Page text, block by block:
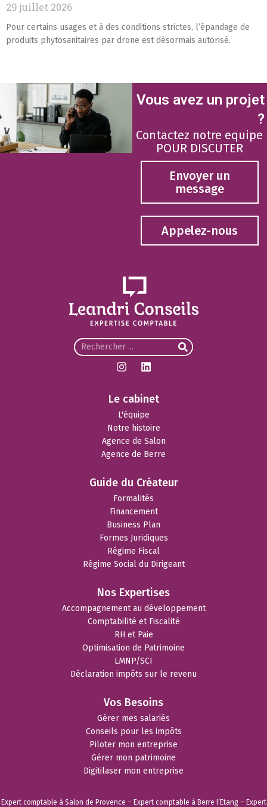
29 juillet 2026
Pour certains usages et à des conditions strictes, l’épandage de
produits phytosanitaires par drone est désormais autorisé.
Vous avez un projet
?
Contactez notre equipe
POUR DISCUTER
Envoyer un
message
Appelez-nous
Le cabinet
L'équipe
Notre histoire
Agence de Salon
Agence de Berre
Guide du Créateur
Formalités
Financement
Business Plan
Formes Juridiques
Régime Fiscal
Régime Social du Dirigeant
Nos Expertises
Accompagnement au développement
Comptabilité et Fiscalité
RH et Paie
Optimisation de Patrimoine
LMNP/SCI
Déclaration impôts sur le revenu
Vos Besoins
Gérer mes salariés
Conseils pour les impôts
Piloter mon entreprise
Gérer mon patrimoine
Digitilaser mon entreprise
Expert comptable à Salon de Provence – Expert comptable à Berre l’Etang– Expert